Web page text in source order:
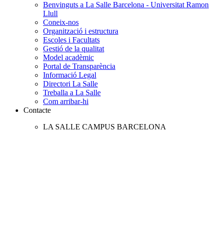
Benvinguts a La Salle Barcelona - Universitat Ramon
Llull
Coneix-nos
Organització i estructura
Escoles i Facultats
Gestió de la qualitat
Model acadèmic
Portal de Transparència
Informació Legal
Directori La Salle
Treballa a La Salle
Com arribar-hi
Contacte
LA SALLE CAMPUS BARCELONA